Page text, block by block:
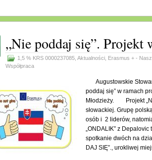
„Nie poddaj się”. Projekt
1,5 % KRS 0000237085 Aktualności Erasmus + -
Współpraca
Augustowskie
poddaj się” w ramach
Młodzieży. Projekt
słowackiej. Grupę
osób i 2 liderów,
„ONDALIK” z
spotkanie dwóch na
DAJ SIĘ”., urokliwej